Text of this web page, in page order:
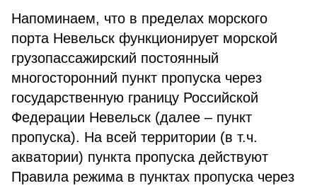
Напоминаем, что в пределах морского
порта Невельск функционирует морской
грузопассажирский постоянный
многосторонний пункт пропуска через
государственную границу Российской
Федерации Невельск (далее – пункт
пропуска). На всей территории (в т.ч.
акватории) пункта пропуска действуют
Правила режима в пунктах пропуска через